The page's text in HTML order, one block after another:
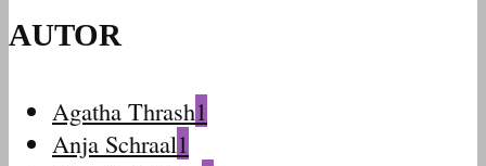
AUTOR
Agatha Thrash1
Anja Schraal1